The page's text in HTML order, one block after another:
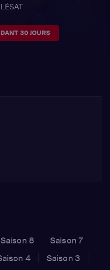
30 JOURS
Saison 8
Saison 7
4
Saison 3